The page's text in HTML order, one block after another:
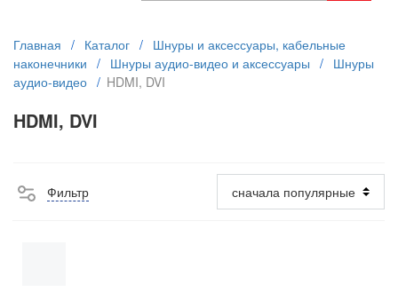
Главная / Каталог / Шнуры и аксессуары, кабельные
наконечники / Шнуры аудио-видео и аксессуары / Шнуры
аудио-видео / HDMI, DVI
HDMI, DVI
Фильтр